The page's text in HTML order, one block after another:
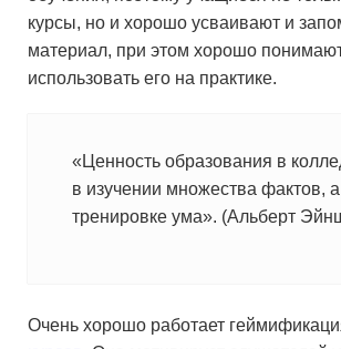
курсы, но и хорошо усваивают и
материал, при этом хорошо
использовать его на практике.
«Ценность образования в
в изучении множества фактов,
тренировке ума». (Альберт
Очень хорошо работает